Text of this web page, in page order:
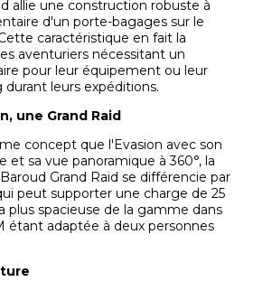
allie une construction robuste à
d'un porte-bagages sur le
caractéristique en fait la
aventuriers nécessitant un
pour leur équipement ou leur
leurs expéditions.
une Grand Raid
concept que l'Evasion avec son
et sa vue panoramique à 360°, la
Grand Raid se différencie par
peut supporter une charge de 25
plus spacieuse de la gamme dans
étant adaptée à deux personnes